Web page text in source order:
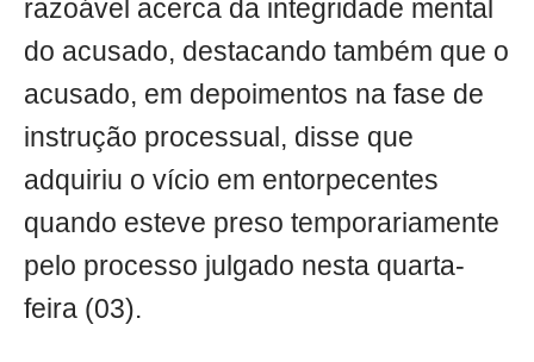
razoável acerca da integridade mental
do acusado, destacando também que o
acusado, em depoimentos na fase de
instrução processual, disse que
adquiriu o vício em entorpecentes
quando esteve preso temporariamente
pelo processo julgado nesta quarta-
feira (03).